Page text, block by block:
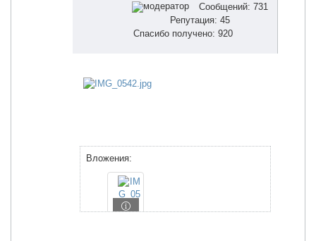
Сообщений: 731
Репутация: 45
Спасибо получено: 920
Вложения: